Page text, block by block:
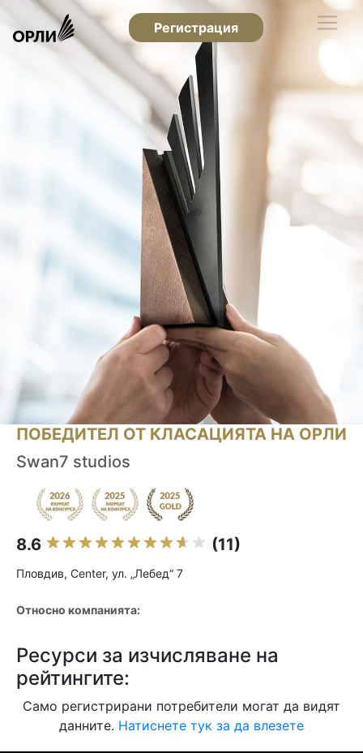
Регистрация
ПОБЕДИТЕЛ ОТ КЛАСАЦИЯТА НА ОРЛИ
Swan7 studios
8.6 (11)
Пловдив, Center, ул. „Лебед“ 7
Относно компанията:
Ресурси за изчисляване на
рейтингите:
Само регистрирани потребители могат да видят
данните. Натиснете тук за да влезете